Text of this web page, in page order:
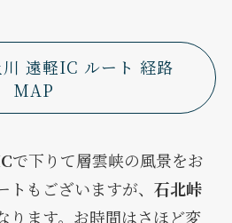
遠軽IC ルート 経路
MAP
で下りて層雲峡の風景をお
もございますが、 石北峠
ります。お時間はさほど変